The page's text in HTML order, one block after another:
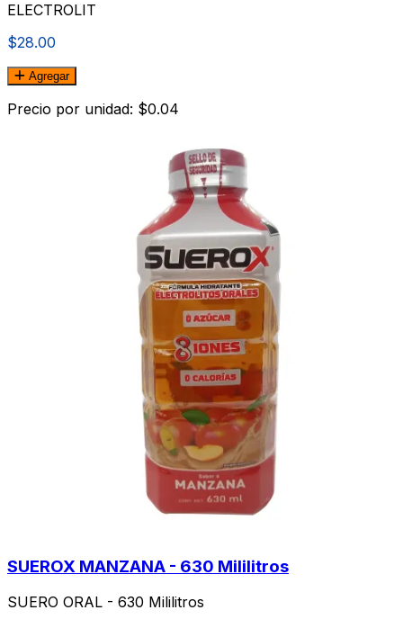
ELECTROLIT
$28.00
Agregar
Precio por unidad: $0.04
SUEROX MANZANA - 630 Mililitros
SUERO ORAL - 630 Mililitros